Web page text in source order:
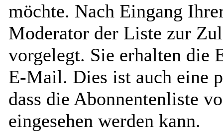
möchte. Nach Eingang
Moderator der Liste zur
vorgelegt. Sie erhalten die
E-Mail. Dies ist auch eine
dass die Abonnentenliste
eingesehen werden kann.